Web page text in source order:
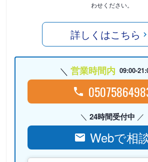
わせください。
詳しくはこちら
営業時間内 09:00-
24時間受付中
Webで相